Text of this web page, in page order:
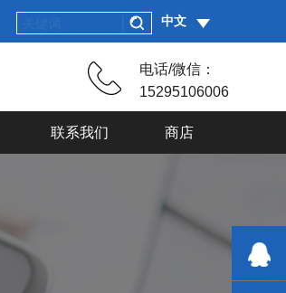
中文
电话/微信：
15295106006
联系我们 商店